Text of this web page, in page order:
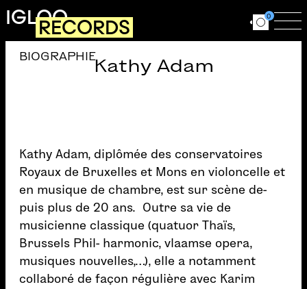
Aller au contenu principal
IGLOORECORDS Ouvrir le
0
Kathy Adam
BIOGRAPHIE
Kathy Adam, diplômée des conservatoires
Royaux de Bruxelles et Mons en violoncelle et
en musique de chambre, est sur scène de-
puis plus de 20 ans. Outre sa vie de
musicienne classique (quatuor Thaïs,
Brussels Phil- harmonic, vlaamse opera,
musiques nouvelles,…), elle a notamment
collaboré de façon régulière avec Karim